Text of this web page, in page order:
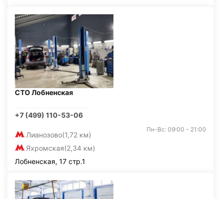
СТО Лобненская
+7 (499) 110-53-06
Лианозово(1,72 км)
Яхромская(2,34 км)
Пн-Вс: 09:00 - 21:00
Лобненская, 17 стр.1